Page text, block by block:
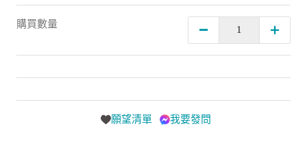
購買數量
願望清單 我要發問